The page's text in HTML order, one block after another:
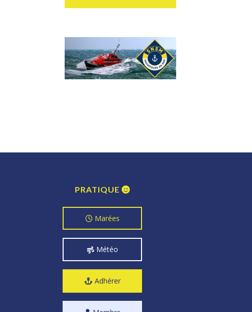
PRATIQUE
Marées
Météo
Adhérer